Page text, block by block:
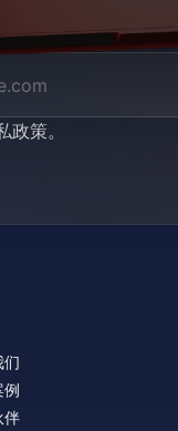
政策。
们
例
伴